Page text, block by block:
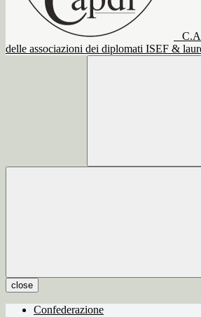
delle associazioni dei diplomati ISEF &
close
Confederazione